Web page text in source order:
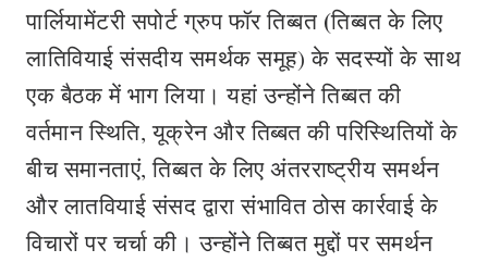
पार्लियामेंटरी सपोर्ट ग्रुप फॉर तिब्बत (तिब्बत के लिए
लाति‍वियाई संसदीय समर्थक समूह) के सदस्यों के साथ
एक बैठक में भाग लिया। यहां उन्होंने तिब्बत की
वर्तमान स्थिति, यूक्रेन और तिब्बत की परिस्थितियों के
बीच समानताएं, तिब्बत के लिए अंतरराष्ट्रीय समर्थन
और लातवियाई संसद द्वारा संभावित ठोस कार्रवाई के
विचारों पर चर्चा की। उन्‍होंने तिब्बत मुद्दों पर समर्थन